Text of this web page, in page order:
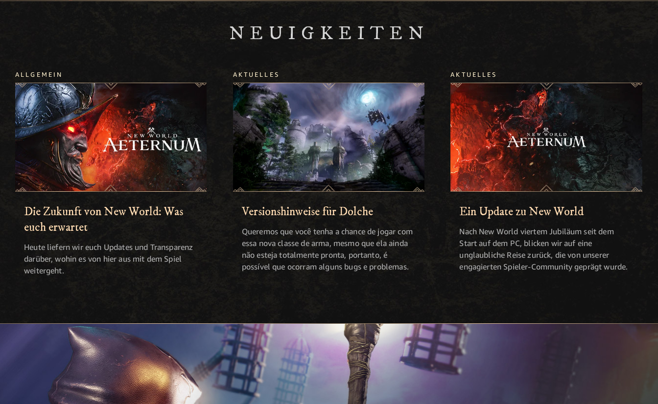
NEUIGKEITEN
ALLGEMEIN
Die Zukunft von New World: Was
euch erwartet
Heute liefern wir euch Updates und Transparenz
darüber, wohin es von hier aus mit dem Spiel
weitergeht.
AKTUELLES
Versionshinweise für Dolche
Queremos que você tenha a chance de jogar com
essa nova classe de arma, mesmo que ela ainda
não esteja totalmente pronta, portanto, é
possível que ocorram alguns bugs e problemas.
AKTUELLES
Ein Update zu New World
Nach New World viertem Jubiläum seit dem
Start auf dem PC, blicken wir auf eine
unglaubliche Reise zurück, die von unserer
engagierten Spieler-Community geprägt wurde.